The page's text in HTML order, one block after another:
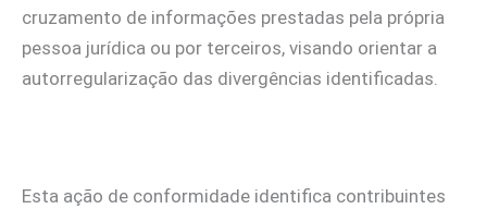
cruzamento de informações prestadas pela própria
pessoa jurídica ou por terceiros, visando orientar a
autorregularização das divergências identificadas.
Esta ação de conformidade identifica contribuintes